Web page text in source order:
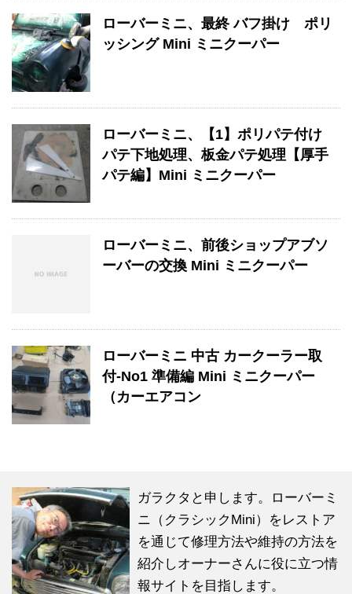
ローバーミニ、最終 バフ掛け ポリ
ッシング Mini ミニクーパー
ローバーミニ、【1】ポリパテ付け
パテ下地処理、板金パテ処理【厚手
パテ編】Mini ミニクーパー
ローバーミニ、前後ショップアブソ
ーバーの交換 Mini ミニクーパー
ローバーミニ 中古 カークーラー取
付-No1 準備編 Mini ミニクーパー
（カーエアコン
ガラクタと申します。ローバーミ
ニ（クラシックMini）をレストア
を通じて修理方法や維持の方法を
紹介しオーナーさんに役に立つ情
報サイトを目指します。